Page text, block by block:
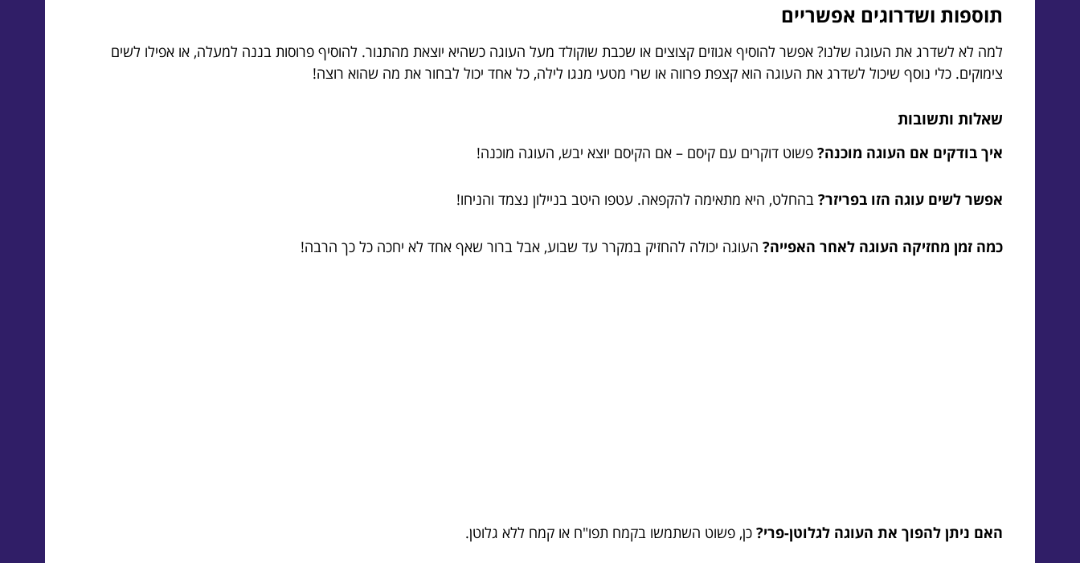
תוספות ושדרוגים אפשריים
למה לא לשדרג את העוגה שלנו? אפשר להוסיף אגוזים קצוצים או שכבת שוקולד מעל העוגה כשהיא יוצאת מהתנור. להוסיף פרוסות בננה למעלה, או אפילו לשים
צימוקים. כלי נוסף שיכול לשדרג את העוגה הוא קצפת פרווה או שרי מטעי מנגו לילה, כל אחד יכול לבחור את מה שהוא רוצה!
שאלות ותשובות
איך בודקים אם העוגה מוכנה? פשוט דוקרים עם קיסם – אם הקיסם יוצא יבש, העוגה מוכנה!
אפשר לשים עוגה הזו בפריזר? בהחלט, היא מתאימה להקפאה. עטפו היטב בניילון נצמד והניחו!
כמה זמן מחזיקה העוגה לאחר האפייה? העוגה יכולה להחזיק במקרר עד שבוע, אבל ברור שאף אחד לא יחכה כל כך הרבה!
האם ניתן להפוך את העוגה לגלוטן-פרי? כן, פשוט השתמשו בקמח תפו"ח או קמח ללא גלוטן.